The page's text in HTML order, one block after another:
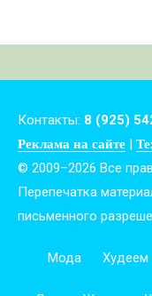
Контакты: 8 (925)
Реклама на сайте |
© 2009–2026 Все
Перепечатка
письменного
Мода Худеем